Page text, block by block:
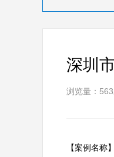
深圳
浏览量：563
【案例名